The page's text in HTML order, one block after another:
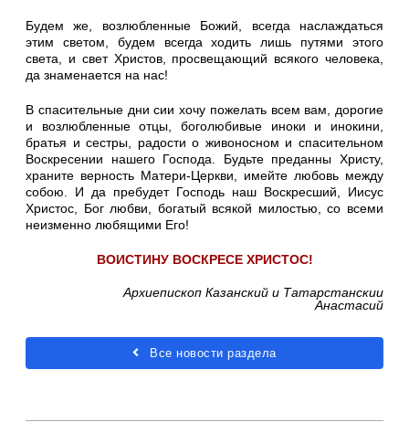
Будем же, возлюбленные Божий, всегда наслаждаться
этим светом, будем всегда ходить лишь путями этого
света, и свет Христов, просвещающий всякого человека,
да знаменается на нас!
В спасительные дни сии хочу пожелать всем вам, дорогие
и возлюбленные отцы, боголюбивые иноки и инокини,
братья и сестры, радости о живоносном и спасительном
Воскресении нашего Господа. Будьте преданны Христу,
храните верность Матери-Церкви, имейте любовь между
собою. И да пребудет Господь наш Воскресший, Иисус
Христос, Бог любви, богатый всякой милостью, со всеми
неизменно любящими Его!
ВОИСТИНУ ВОСКРЕСЕ ХРИСТОС!
Архиепископ Казанский и Татарстанскии
Анастасий
Все новости раздела